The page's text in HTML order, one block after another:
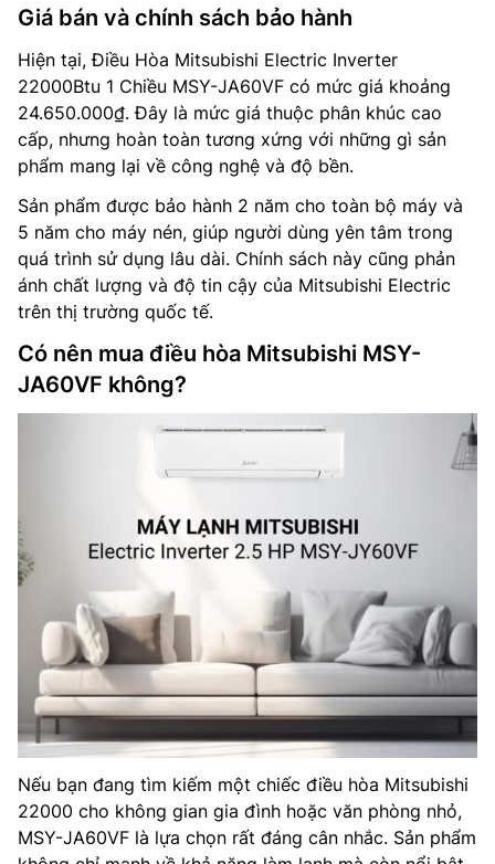
Giá bán và chính sách bảo hành
Hiện tại, Điều Hòa Mitsubishi Electric Inverter
22000Btu 1 Chiều MSY-JA60VF có mức giá khoảng
24.650.000₫. Đây là mức giá thuộc phân khúc cao
cấp, nhưng hoàn toàn tương xứng với những gì sản
phẩm mang lại về công nghệ và độ bền.
Sản phẩm được bảo hành 2 năm cho toàn bộ máy và
5 năm cho máy nén, giúp người dùng yên tâm trong
quá trình sử dụng lâu dài. Chính sách này cũng phản
ánh chất lượng và độ tin cậy của Mitsubishi Electric
trên thị trường quốc tế.
Có nên mua điều hòa Mitsubishi MSY-
JA60VF không?
Nếu bạn đang tìm kiếm một chiếc điều hòa Mitsubishi
22000 cho không gian gia đình hoặc văn phòng nhỏ,
MSY-JA60VF là lựa chọn rất đáng cân nhắc. Sản phẩm